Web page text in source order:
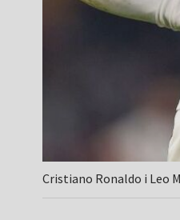
Cristiano Ronaldo i Leo